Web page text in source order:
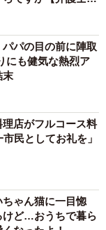
パパの目の前に陣取
も健気な熱烈ア
末
店がフルコース料
民としてお礼を」
ゃん猫に一目惚
ど…おうちで暮ら